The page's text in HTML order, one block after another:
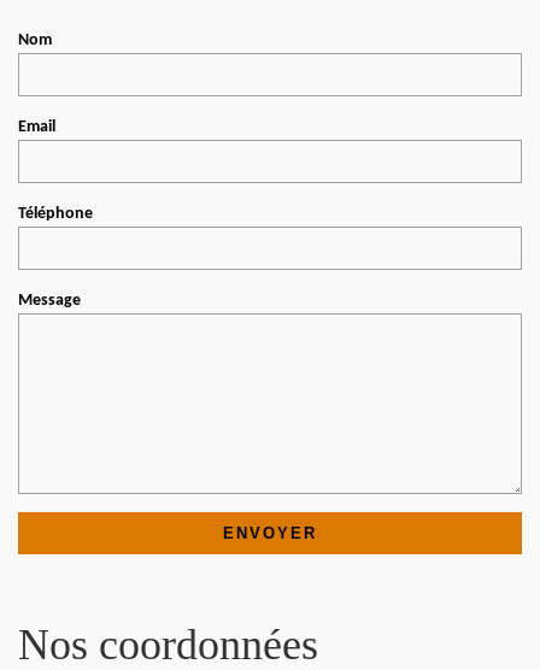
Nom
Email
Téléphone
Message
Nos coordonnées